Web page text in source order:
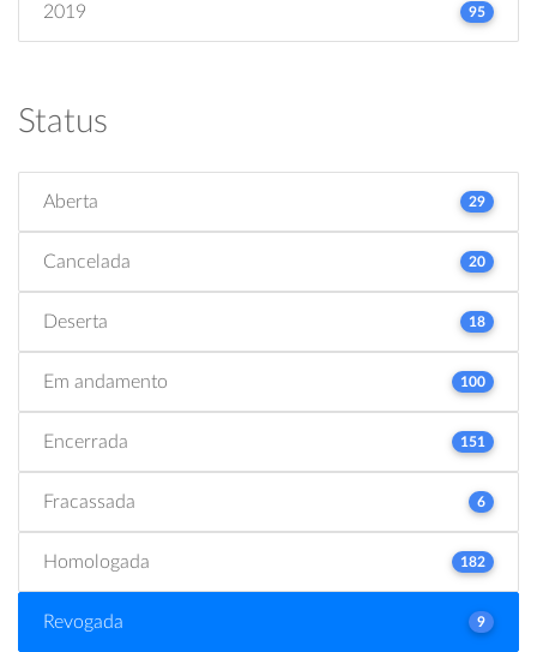
2019 95
Status
Aberta 29
Cancelada 20
Deserta 18
Em andamento 100
Encerrada 151
Fracassada 6
Homologada 182
Revogada 9